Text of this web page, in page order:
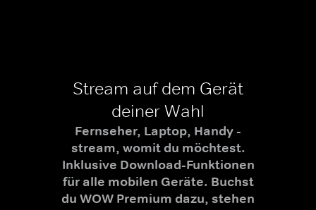
Stream auf dem Gerät
deiner Wahl
Fernseher, Laptop, Handy -
stream, womit du möchtest.
Inklusive Download-Funktionen
für alle mobilen Geräte. Buchst
du WOW Premium dazu, stehen